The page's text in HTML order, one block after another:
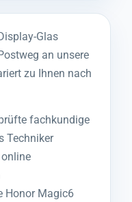
Glas
an unsere
zu Ihnen nach
fachkundige
Techniker
Honor Magic6